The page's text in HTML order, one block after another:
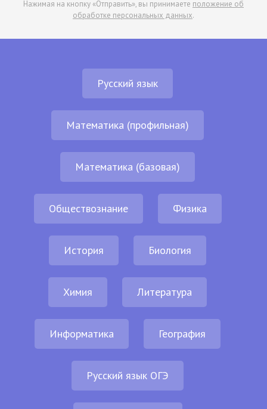
Нажимая на кнопку «Отправить», вы принимаете положение об
обработке персональных данных.
Русский язык
Математика (профильная)
Математика (базовая)
Обществознание Физика
История Биология
Химия Литература
Информатика География
Русский язык ОГЭ